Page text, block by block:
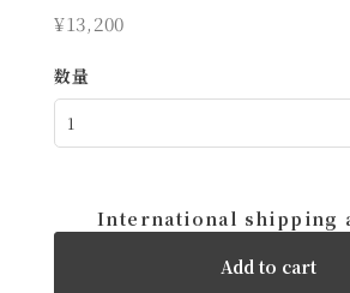
¥13,200
数量
International shipping
Add to cart